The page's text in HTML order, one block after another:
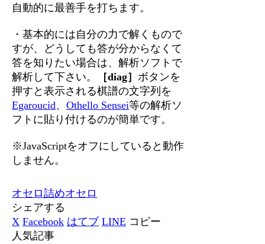
自動的に最善手を打ちます。
・基本的には自分の力で解くもので
すが、どうしても答が分からなくて
答を知りたい場合は、解析ソフトで
解析して下さい。
［diag］ ボタンを
押すと表示される棋譜の文字列を
Egaroucid、Othello Sensei等の解析ソ
フトに貼り付けるのが簡単です。
※JavaScriptをオフにしていると動作
しません。
オセロ詰めオセロ
シェアする
X Facebook はてブ LINE コピー
人気記事